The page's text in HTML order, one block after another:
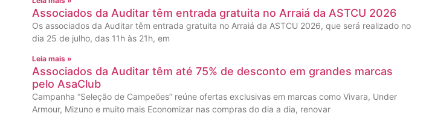
Associados da Auditar têm entrada gratuita no Arraiá da ASTCU 2026
Os associados da Auditar têm entrada gratuita no Arraiá da ASTCU 2026, que será realizado no
dia 25 de julho, das 11h às 21h, em
Leia mais »
Associados da Auditar têm até 75% de desconto em grandes marcas
pelo AsaClub
Campanha “Seleção de Campeões” reúne ofertas exclusivas em marcas como Vivara, Under
Armour, Mizuno e muito mais Economizar nas compras do dia a dia, renovar